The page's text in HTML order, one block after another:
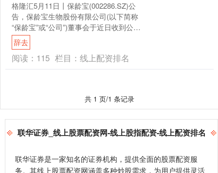
格隆汇5月11日丨保龄宝(002286.SZ)公
告，保龄宝生物股份有限公司(以下简称
“保龄宝”或“公司”)董事会于近日收到公司
副总经理王延军的书面辞职报告。王
延....
辞去
阅读： 115 栏目： 线上配资排名
共 1 页/1 条记录
联华证券_线上股票配资网-线上股指配资-线上配资排名
联华证券是一家知名的证券机构，提供全面的股票配资服
务。其线上股票配资网涵盖多种炒股需求，为用户提供灵活